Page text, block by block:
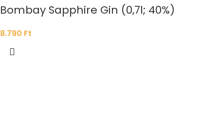
Bombay Sapphire Gin (0,7l; 40%)
8.790 Ft